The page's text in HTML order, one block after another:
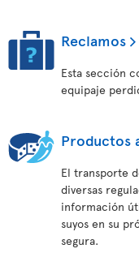
Reclamos
Esta sección
equipaje
Productos
El transporte
diversas
información
suyos en su
segura.